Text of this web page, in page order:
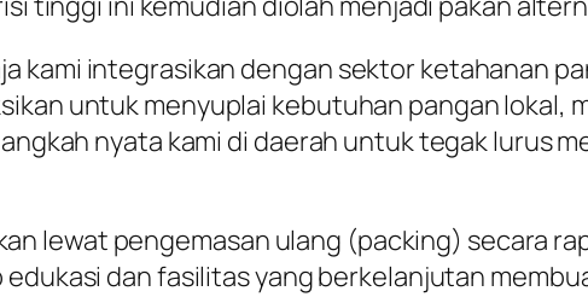
kami integrasikan dengan sektor ketahanan
untuk menyuplai kebutuhan pangan lokal,
nyata kami di daerah untuk tegak lurus
lewat pengemasan ulang (packing) secara
dan fasilitas yang berkelanjutan